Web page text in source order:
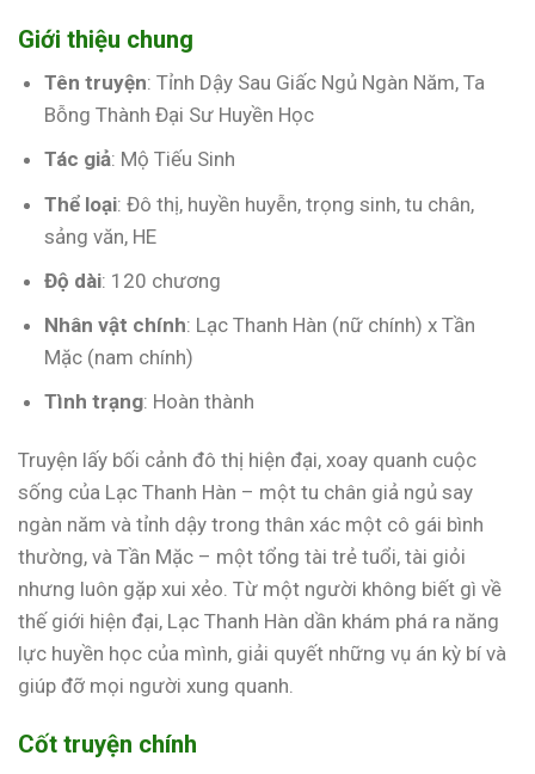
Giới thiệu chung
Tên truyện: Tỉnh Dậy Sau Giấc Ngủ Ngàn Năm, Ta
Bỗng Thành Đại Sư Huyền Học
Tác giả: Mộ Tiếu Sinh
Thể loại: Đô thị, huyền huyễn, trọng sinh, tu chân,
sảng văn, HE
Độ dài: 120 chương
Nhân vật chính: Lạc Thanh Hàn (nữ chính) x Tần
Mặc (nam chính)
Tình trạng: Hoàn thành
Truyện lấy bối cảnh đô thị hiện đại, xoay quanh cuộc
sống của Lạc Thanh Hàn – một tu chân giả ngủ say
ngàn năm và tỉnh dậy trong thân xác một cô gái bình
thường, và Tần Mặc – một tổng tài trẻ tuổi, tài giỏi
nhưng luôn gặp xui xẻo. Từ một người không biết gì về
thế giới hiện đại, Lạc Thanh Hàn dần khám phá ra năng
lực huyền học của mình, giải quyết những vụ án kỳ bí và
giúp đỡ mọi người xung quanh.
Cốt truyện chính